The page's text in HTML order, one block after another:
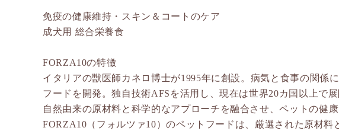
免疫の健康維持・スキン＆コートのケア
成犬用 総合栄養食
FORZA10の特徴
イタリアの獣医師カネロ博士が1995年に創設。病気と食事の関係
フードを開発。独自技術AFSを活用し、現在は世界20カ国以上で展
自然由来の原材料と科学的なアプローチを融合させ、ペットの健康
FORZA10（フォルツァ10）のペットフードは、厳選された原材料